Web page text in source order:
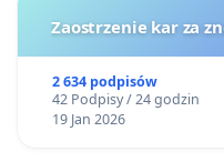
Zaostrzenie kar za
2 634 podpisów
42 Podpisy / 24 godzin
19 Jan 2026